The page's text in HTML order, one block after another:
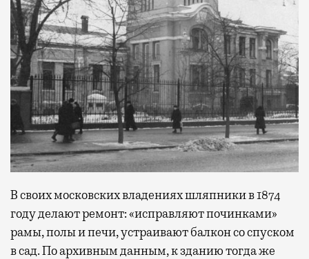
В своих московских владениях шляпники в 1874
году делают ремонт: «исправляют починками»
рамы, полы и печи, устраивают балкон со спуском
в сад. По архивным данным, к зданию тогда же